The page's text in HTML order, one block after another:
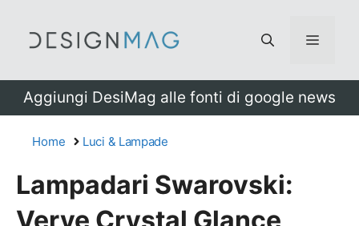
Menu
Aggiungi DesiMag alle fonti di google news
Home Luci & Lampade
Lampadari Swarovski: